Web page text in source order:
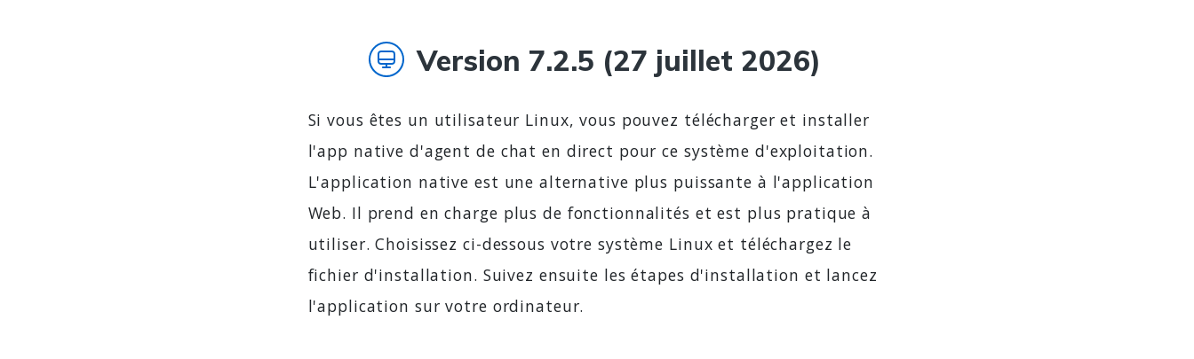
Version 7.2.5 (27 juillet 2026)
Si vous êtes un utilisateur Linux, vous pouvez télécharger et installer
l'app native d'agent de chat en direct pour ce système d'exploitation.
L'application native est une alternative plus puissante à l'application
Web. Il prend en charge plus de fonctionnalités et est plus pratique à
utiliser. Choisissez ci-dessous votre système Linux et téléchargez le
fichier d'installation. Suivez ensuite les étapes d'installation et lancez
l'application sur votre ordinateur.